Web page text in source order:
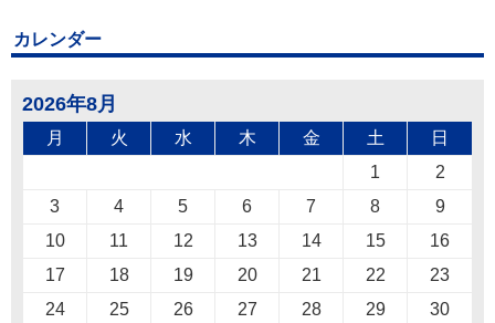
カレンダー
2026年8月
月 火 水 木 金 土 日
1
2
3
4 5 6 7 8
9
10
11 12 13 14 15
16
17
18 19 20 21 22
23
24
25 26 27 28 29
30